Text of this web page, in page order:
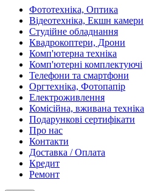
Фототехніка, Оптика
Відеотехніка, Екшн камери
Студійне обладнання
Квадрокоптери, Дрони
Комп'ютерна техніка
Комп'ютерні комплектуючі
Телефони та смартфони
Оргтехніка, Фотопапір
Електроживлення
Комісійна, вживана техніка
Подарункові сертифікати
Про нас
Контакти
Доставка / Оплата
Кредит
Ремонт